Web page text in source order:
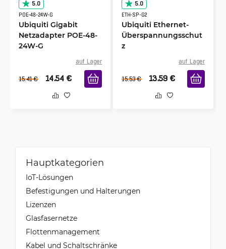
5.0
POE-48-24W-G
Ubiquiti Gigabit
Netzadapter POE-48-
24W-G
auf Lager
15.41 € 14.54 €
5.0
ETH-SP-G2
Ubiquiti Ethernet-
Überspannungsschut
z
auf Lager
15.53 € 13.59 €
Hauptkategorien
IoT-Lösungen
Befestigungen und Halterungen
Lizenzen
Glasfasernetze
Flottenmanagement
Kabel und Schaltschränke